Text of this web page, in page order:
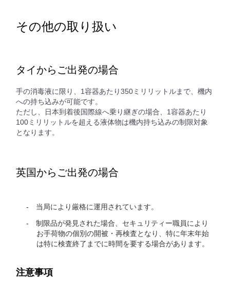
その他の取り扱い
タイからご出発の場合
手の消毒液に限り、1容器あたり350ミリリットルまで、機内
への持ち込みが可能です。
ただし、日本到着後国際線へ乗り継ぎの場合、1容器あたり
100ミリリットルを超える液体物は機内持ち込みの制限対象
となります。
英国からご出発の場合
当局により厳格に運用されています。
制限品が発見された場合、セキュリティー職員により
お手荷物の個別の開被・再検査となり、特に年末年始
は特に検査終了までに時間を要する場合があります。
注意事項